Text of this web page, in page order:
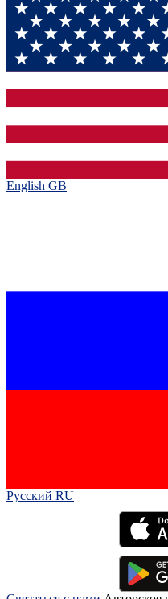
English GB‎
Русский RU‎